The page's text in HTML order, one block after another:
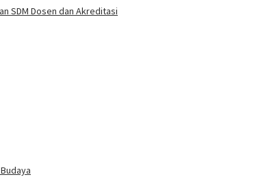
SDM Dosen dan Akreditasi